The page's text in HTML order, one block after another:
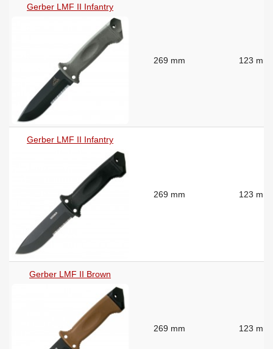
Gerber LMF II Infantry
269 mm 123 mm
Gerber LMF II Infantry
269 mm 123 mm
Gerber LMF II Brown
269 mm 123 mm